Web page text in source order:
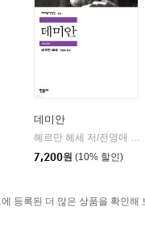
데미안
헤르만 헤세 저/전영애 역
7,200원 (10% 할인)
등록된 더 많은 상품을 확인해